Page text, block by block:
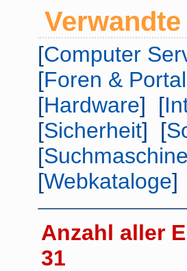
[Computer
[Foren &
[Hardware] [
[Sicherheit] [
[
[Webkataloge]
Anzahl aller
31